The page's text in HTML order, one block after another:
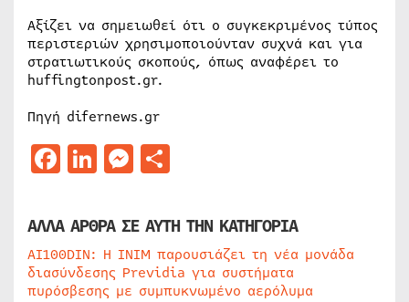
Αξίζει να σημειωθεί ότι ο συγκεκριμένος τύπος
περιστεριών χρησιμοποιούνταν συχνά και για
στρατιωτικούς σκοπούς, όπως αναφέρει το
huffingtonpost.gr.
Πηγή difernews.gr
Facebook
LinkedIn
Messenger
ΑΛΛΑ ΑΡΘΡΑ ΣΕ ΑΥΤΗ ΤΗΝ ΚΑΤΗΓΟΡΙΑ
AI100DIN: Η INIM παρουσιάζει τη νέα μονάδα
διασύνδεσης Previdia για συστήματα
πυρόσβεσης με συμπυκνωμένο αερόλυμα